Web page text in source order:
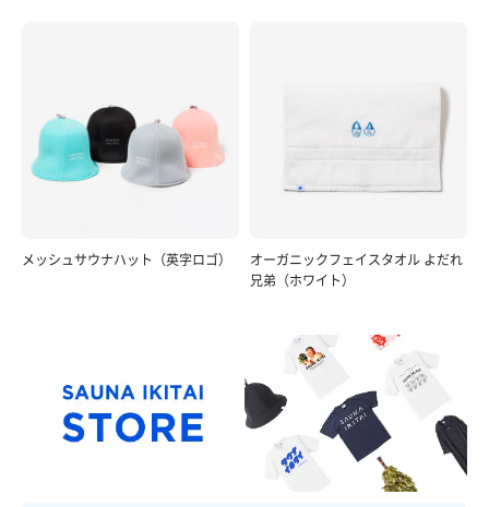
メッシュサウナハット（英字ロゴ）
オーガニックフェイスタオル よだれ
兄弟（ホワイト）